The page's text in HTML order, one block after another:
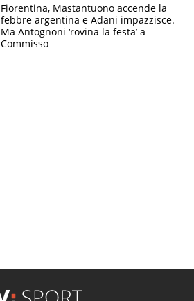
Fiorentina, Mastantuono accende la
febbre argentina e Adani impazzisce.
Ma Antognoni ‘rovina la festa’ a
Commisso